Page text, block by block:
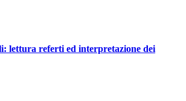
lettura referti ed interpretazione dei